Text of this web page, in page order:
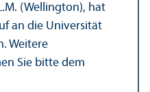
(Wellington), hat
an die Universität
Weitere
Sie bitte dem